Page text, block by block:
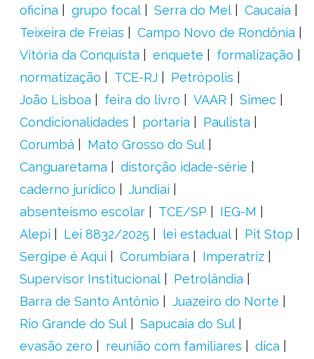
oficina
grupo focal Serra do Mel
Caucaia
Teixeira de Freias
Campo Novo de Rondônia
Vitória da Conquista
enquete
formalização
normatização
TCE-RJ
Petrópolis
João Lisboa
feira do livro VAAR
Simec
Condicionalidades
portaria
Paulista
Corumbá
Mato Grosso do Sul
Canguaretama
distorção idade-série
caderno jurídico
Jundiaí
absenteísmo escolar
TCE/SP
IEG-M
Alepi
Lei 8832/2025 lei estadual
Pit Stop
Sergipe é Aqui
Corumbiara
Imperatriz
Supervisor Institucional
Petrolândia
Barra de Santo Antônio
Juazeiro do Norte
Rio Grande do Sul
Sapucaia do Sul
evasão zero
reunião com familiares
dica